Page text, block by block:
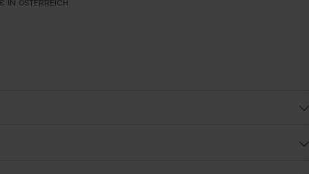
IN ÖSTERREICH